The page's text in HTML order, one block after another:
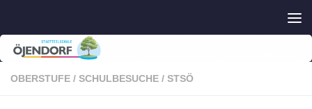
OBERSTUFE / SCHULBESUCHE / STSÖ